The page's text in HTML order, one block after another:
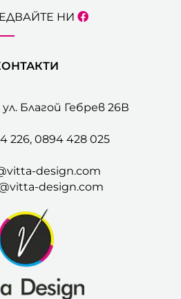
НИ
Благой Гебрев 26В
226,0894 428 025
design.com
design.com